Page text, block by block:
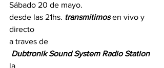
Sábado 20 de mayo.
desde las 21hs. transmitimos en vivo y
directo
a traves de
Dubtronik Sound System Radio Station
la